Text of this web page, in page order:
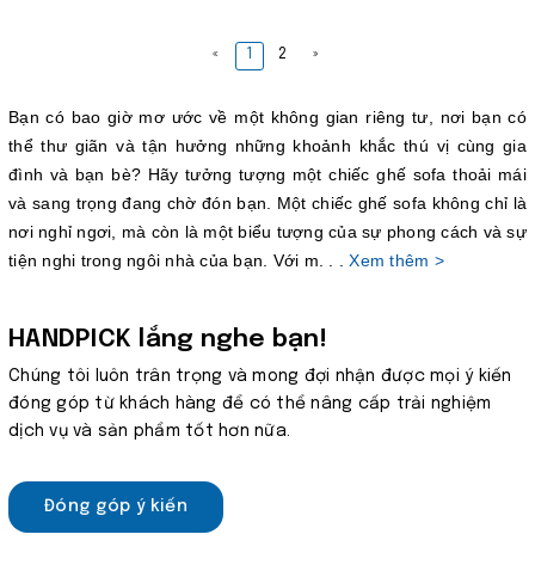
« 2 »
Bạn có bao giờ mơ ước về một không gian riêng tư, nơi bạn có
thể thư giãn và tận hưởng những khoảnh khắc thú vị cùng gia
đình và bạn bè? Hãy tưởng tượng một chiếc ghế sofa thoải mái
và sang trọng đang chờ đón bạn. Một chiếc ghế sofa không chỉ là
nơi nghỉ ngơi, mà còn là một biểu tượng của sự phong cách và sự
tiện nghi trong ngôi nhà của bạn. Với m. . .Xem thêm >
HANDPICK lắng nghe bạn!
Chúng tôi luôn trân trọng và mong đợi nhận được mọi ý kiến
đóng góp từ khách hàng để có thể nâng cấp trải nghiệm
dịch vụ và sản phẩm tốt hơn nữa.
Đóng góp ý kiến